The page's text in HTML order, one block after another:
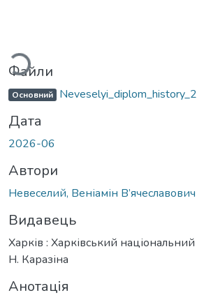
Вантажиться...
Файли
Основний
Дата
2026-06
Автори
Невеселий, Веніамін В’ячеславович
Видавець
Харків : Харківський національний
Н. Каразіна
Анотація